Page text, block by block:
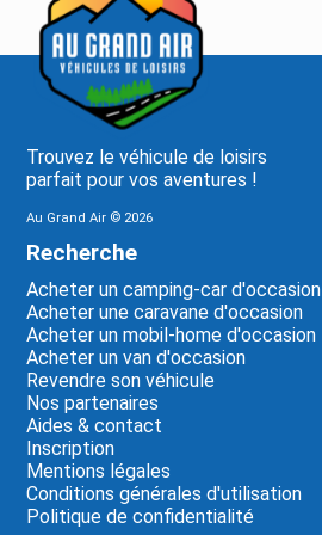
Trouvez le véhicule de loisirs
parfait pour vos aventures !
Au Grand Air © 2026
Recherche
Acheter un camping-car d'occasion
Acheter une caravane d'occasion
Acheter un mobil-home d'occasion
Acheter un van d'occasion
Revendre son véhicule
Nos partenaires
Aides & contact
Inscription
Mentions légales
Conditions générales d'utilisation
Politique de confidentialité